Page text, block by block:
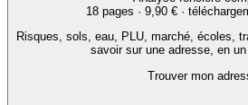
18 pages · 9,90 €·
Risques, sols, eau, PLU, marché, écoles,
savoir sur une adresse, en
Trouver mon